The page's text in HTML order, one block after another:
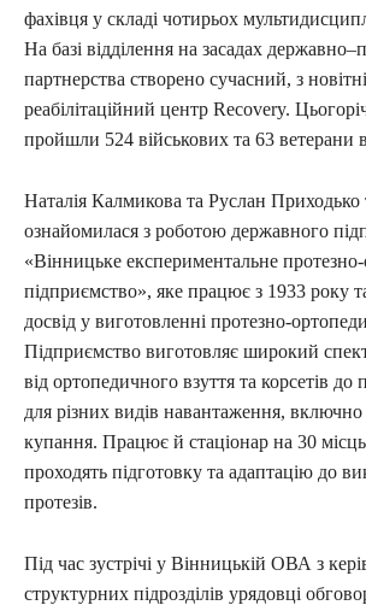
фахівця у складі чотирьох
На базі відділення на засадах
партнерства створено сучасний, з
реабілітаційний центр Recovery.
пройшли 524 військових та 63 ветерани
Наталія Калмикова та Руслан Приходько
ознайомилася з роботою державного
«Вінницьке експериментальне
підприємство», яке працює з 1933 року
досвід у виготовленні протезно-
Підприємство виготовляє широкий
від ортопедичного взуття та корсетів до
для різних видів навантаження,
купання. Працює й стаціонар на 30
проходять підготовку та адаптацію до
протезів.
Під час зустрічі у Вінницькій ОВА з
структурних підрозділів урядовці